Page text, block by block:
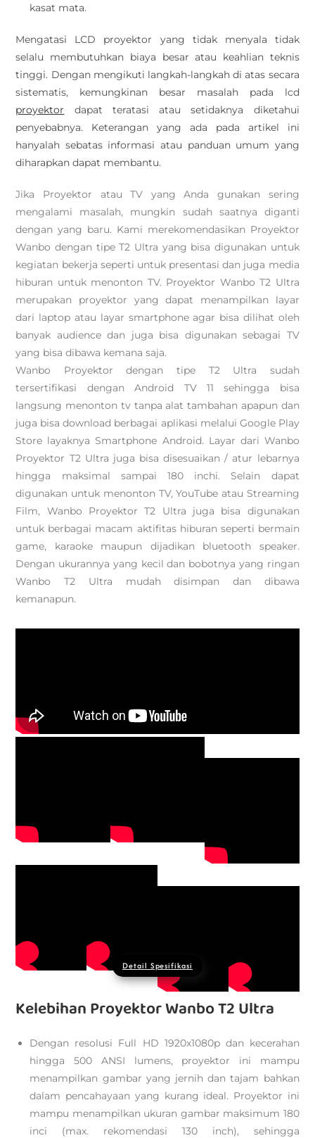
kasat mata.
Mengatasi LCD proyektor yang tidak menyala tidak
selalu membutuhkan biaya besar atau keahlian teknis
tinggi. Dengan mengikuti langkah-langkah di atas secara
sistematis, kemungkinan besar masalah pada lcd
proyektor dapat teratasi atau setidaknya diketahui
penyebabnya. Keterangan yang ada pada artikel ini
hanyalah sebatas informasi atau panduan umum yang
diharapkan dapat membantu.
Jika Proyektor atau TV yang Anda gunakan sering
mengalami masalah, mungkin sudah saatnya diganti
dengan yang baru. Kami merekomendasikan Proyektor
Wanbo dengan tipe T2 Ultra yang bisa digunakan untuk
kegiatan bekerja seperti untuk presentasi dan juga media
hiburan untuk menonton TV. Proyektor Wanbo T2 Ultra
merupakan proyektor yang dapat menampilkan layar
dari laptop atau layar smartphone agar bisa dilihat oleh
banyak audience dan juga bisa digunakan sebagai TV
yang bisa dibawa kemana saja.
Wanbo Proyektor dengan tipe T2 Ultra sudah
tersertifikasi dengan Android TV 11 sehingga bisa
langsung menonton tv tanpa alat tambahan apapun dan
juga bisa download berbagai aplikasi melalui Google Play
Store layaknya Smartphone Android. Layar dari Wanbo
Proyektor T2 Ultra juga bisa disesuaikan / atur lebarnya
hingga maksimal sampai 180 inchi. Selain dapat
digunakan untuk menonton TV, YouTube atau Streaming
Film, Wanbo Proyektor T2 Ultra juga bisa digunakan
untuk berbagai macam aktifitas hiburan seperti bermain
game, karaoke maupun dijadikan bluetooth speaker.
Dengan ukurannya yang kecil dan bobotnya yang ringan
Wanbo T2 Ultra mudah disimpan dan dibawa
kemanapun.
Detail Spesifikasi
Kelebihan Proyektor Wanbo T2 Ultra
Dengan resolusi Full HD 1920x1080p dan kecerahan
hingga 500 ANSI lumens, proyektor ini mampu
menampilkan gambar yang jernih dan tajam bahkan
dalam pencahayaan yang kurang ideal. Proyektor ini
mampu menampilkan ukuran gambar maksimum 180
inci (max. rekomendasi 130 inch), sehingga